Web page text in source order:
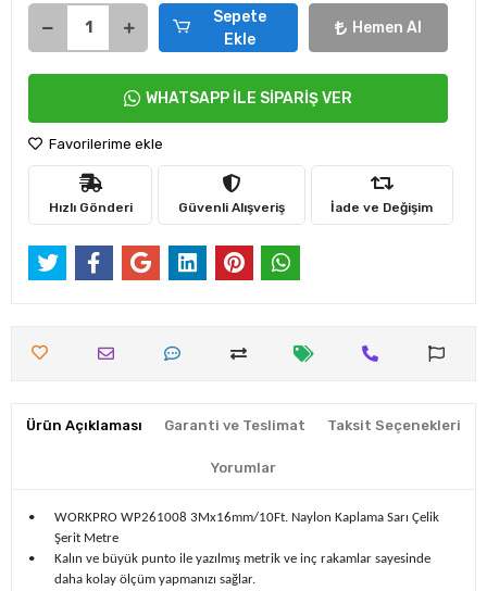
Sepete
Ekle
Hemen Al
WHATSAPP İLE SİPARİŞ VER
Favorilerime ekle
Hızlı Gönderi Güvenli Alışveriş İade ve Değişim
Ürün Açıklaması Garanti ve Teslimat Taksit Seçenekleri
Yorumlar
•
WORKPRO WP261008 3Mx16mm/10Ft. Naylon Kaplama Sarı Çelik
Şerit Metre
•
Kalın ve büyük punto ile yazılmış metrik ve inç rakamlar sayesinde
daha kolay ölçüm yapmanızı sağlar.